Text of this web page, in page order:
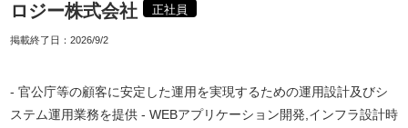
ロジー株式会社
正社員
掲載終了日： 2026/9/2
- 官公庁等の顧客に安定した運用を実現するための運用設計及びシ
ステム運用業務を提供 - WEBアプリケーション開発,インフラ設計時